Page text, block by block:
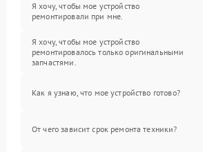
Я хочу, чтобы мое устройство
ремонтировали при мне.
Я хочу, чтобы мое устройство
ремонтировалось только оригинальными
запчастями.
Как я узнаю, что мое устройство готово?
От чего зависит срок ремонта техники?